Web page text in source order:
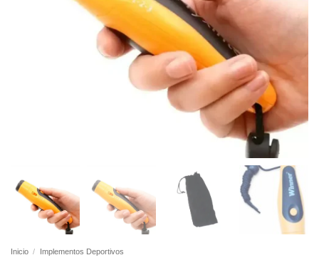
Inicio / Implementos Deportivos